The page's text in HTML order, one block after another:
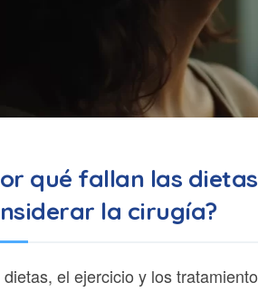
qué fallan las
la cirugía?
dietas, el ejercicio y los